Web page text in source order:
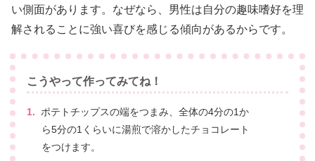
い側面があります。なぜなら、男性は自分の趣味嗜好を理
解されることに強い喜びを感じる傾向があるからです。
こうやって作ってみてね！
ポテトチップスの端をつまみ、全体の4分の1か
ら5分の1くらいに湯煎で溶かしたチョコレート
をつけます。